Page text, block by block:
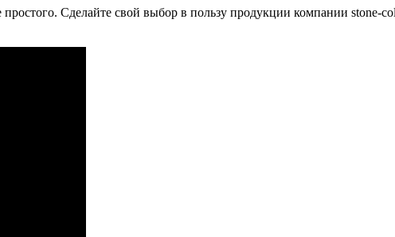
Сделайте свой выбор в пользу продукции компании stone-